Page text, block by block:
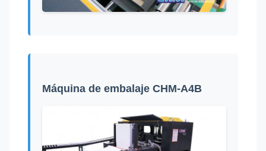
Máquina de embalaje CHM-A4B